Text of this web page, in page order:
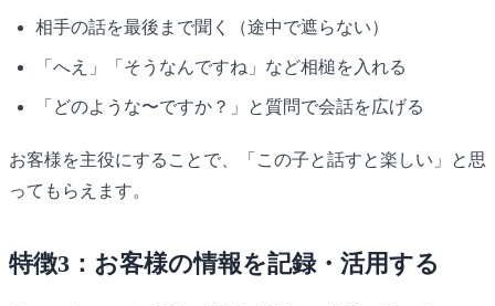
相手の話を最後まで聞く（途中で遮らない）
「へえ」「そうなんですね」など相槌を入れる
「どのような〜ですか？」と質問で会話を広げる
お客様を主役にすることで、「この子と話すと楽しい」と思
ってもらえます。
特徴3：お客様の情報を記録・活用する